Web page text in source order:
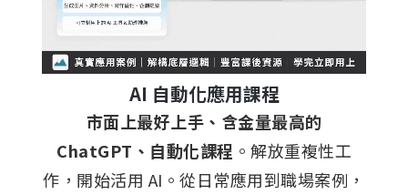
AI 自動化應用課程
市面上最好上手、含金量最高的
ChatGPT、自動化課程 。解放重複性工
作，開始活用 AI。從日常應用到職場案例，